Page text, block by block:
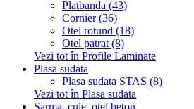
Platbanda (43)
Cornier (36)
Otel rotund (18)
Otel patrat (8)
Vezi tot în Profile Laminate
Plasa sudata
Plasa sudata STAS (8)
Vezi tot în Plasa sudata
Sarma, cuie, otel beton